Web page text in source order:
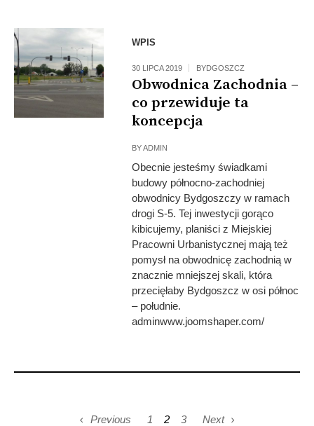
WPIS
30 LIPCA 2019 BYDGOSZCZ
Obwodnica Zachodnia –
co przewiduje ta
koncepcja
BYADMIN
Obecnie jesteśmy świadkami
budowy północno-zachodniej
obwodnicy Bydgoszczy w ramach
drogi S-5. Tej inwestycji gorąco
kibicujemy, planiści z Miejskiej
Pracowni Urbanistycznej mają też
pomysł na obwodnicę zachodnią w
znacznie mniejszej skali, która
przecięłaby Bydgoszcz w osi północ
– południe.
adminwww.joomshaper.com/
Previous 1 2 3 Next